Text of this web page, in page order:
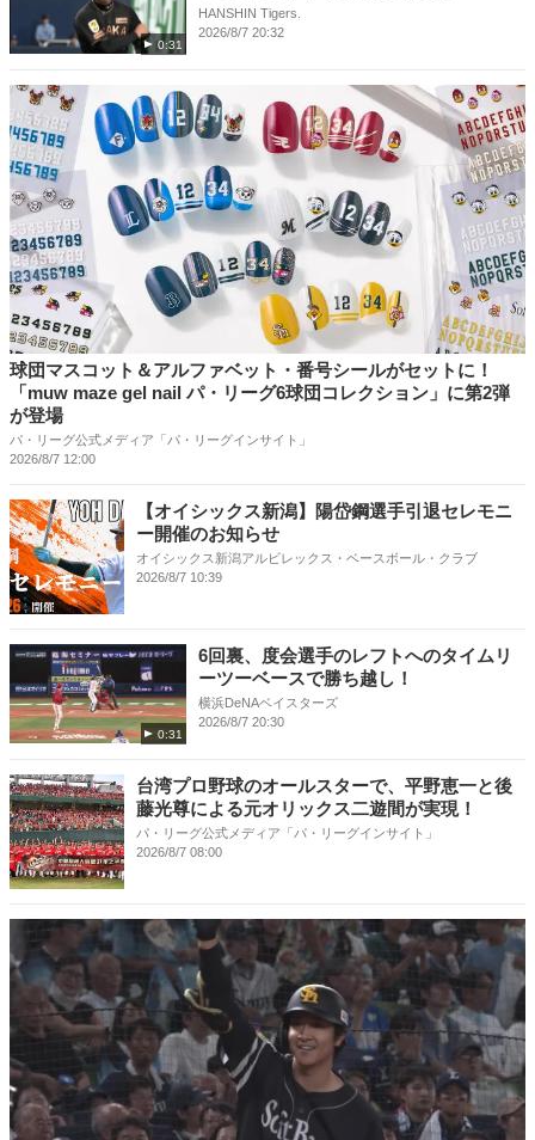
0:31
HANSHIN Tigers.
2026/8/7 20:32
球団マスコット＆アルファベット・番号シールがセットに！
「muw maze gel nail パ・リーグ6球団コレクション」に第2弾
が登場
パ・リーグ公式メディア「パ・リーグインサイト」
2026/8/7 12:00
【オイシックス新潟】陽岱鋼選手引退セレモニ
ー開催のお知らせ
オイシックス新潟アルビレックス・ベースボール・クラブ
2026/8/7 10:39
0:31
6回裏、度会選手のレフトへのタイムリ
ーツーベースで勝ち越し！
横浜DeNAベイスターズ
2026/8/7 20:30
台湾プロ野球のオールスターで、平野恵一と後
藤光尊による元オリックス二遊間が実現！
パ・リーグ公式メディア「パ・リーグインサイト」
2026/8/7 08:00